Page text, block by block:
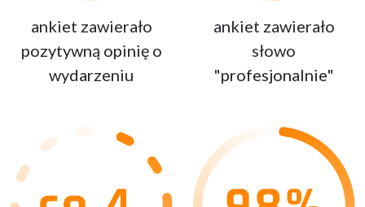
ankiet zawierało
pozytywną opinię o
wydarzeniu
ankiet zawierało
słowo
"profesjonalnie"